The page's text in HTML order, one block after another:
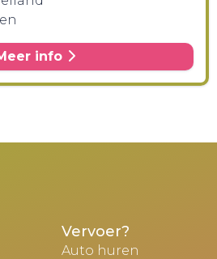
info
Vervoer?
Auto huren